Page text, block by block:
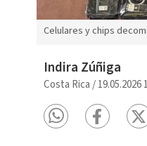
Celulares y chips
Indira Zúñiga
Costa Rica /19.05.2026